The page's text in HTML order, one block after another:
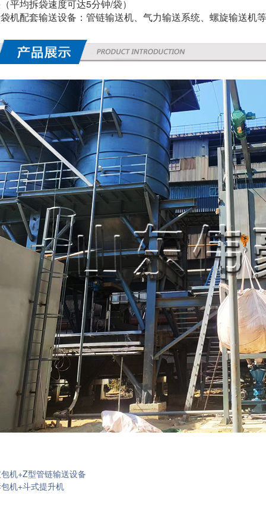
平均拆袋速度可达5分钟/袋）
机配套输送设备：管链输送机、气力输送系统、螺旋输送机等
机+Z型管链输送设备
机+斗式提升机